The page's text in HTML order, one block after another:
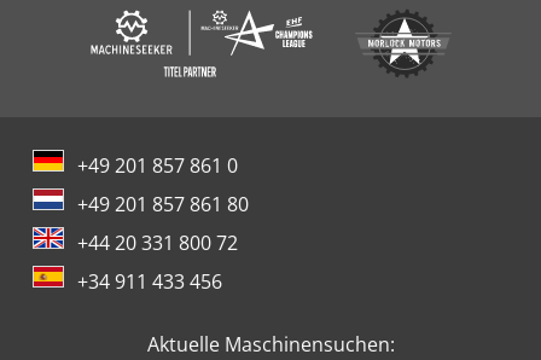
+49 201 857 861 0
+49 201 857 861 80
+44 20 331 800 72
+34 911 433 456
Aktuelle Maschinensuchen: